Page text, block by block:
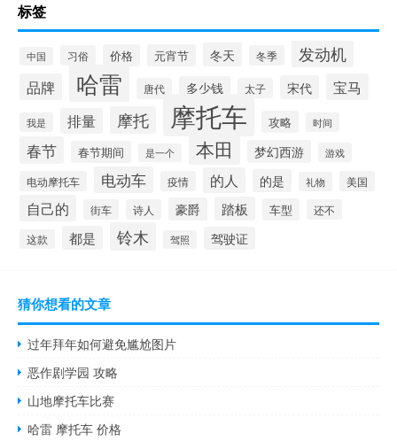
标签
中国 习俗 价格 元宵节 冬天 冬季 发动机
品牌 哈雷 唐代 多少钱 太子 宋代 宝马
我是 排量 摩托 摩托车 攻略 时间
春节 春节期间 是一个 本田 梦幻西游 游戏
电动摩托车 电动车 疫情 的人 的是 礼物 美国
自己的 街车 诗人 豪爵 踏板 车型 还不
这款 都是 铃木 驾照 驾驶证
猜你想看的文章
过年拜年如何避免尴尬图片
恶作剧学园 攻略
山地摩托车比赛
哈雷 摩托车 价格